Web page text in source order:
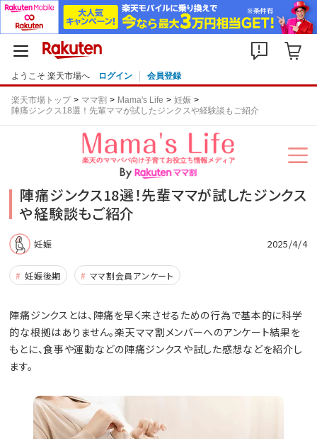
ようこそ 楽天市場へ ログイン 会員登録
楽天市場トップ ママ割 Mama's Life
妊娠
陣痛ジンクス18選！先輩ママが試したジンクスや経験談もご紹介
陣痛ジンクス18選！先輩ママが試したジンクス
や経験談もご紹介
妊娠 2025/4/4
妊娠後期 ママ割会員アンケート
陣痛ジンクスとは、陣痛を早く来させるための行為で基本的に科学
的な根拠はありません。楽天ママ割メンバーへのアンケート結果を
もとに、食事や運動などの陣痛ジンクスや試した感想などを紹介し
ます。